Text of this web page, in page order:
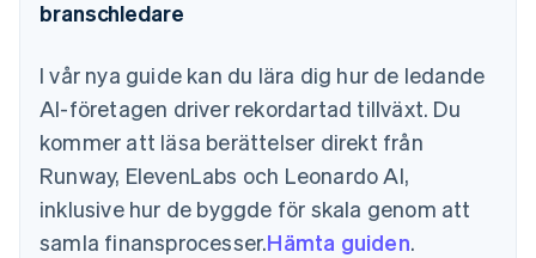
branschledare
I vår nya guide kan du lära dig hur de ledande
AI-företagen driver rekordartad tillväxt. Du
kommer att läsa berättelser direkt från
Runway, ElevenLabs och Leonardo AI,
inklusive hur de byggde för skala genom att
samla finansprocesser.Hämta guiden.